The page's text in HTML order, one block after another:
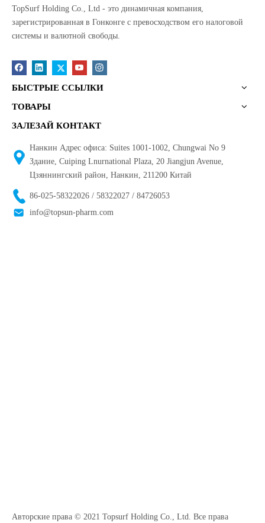
TopSurf Holding Co., Ltd - это динамичная компания,
зарегистрированная в Гонконге с превосходством его налоговой
системы и валютной свободы.
БЫСТРЫЕ ССЫЛКИ
ТОВАРЫ
ЗАЛЕЗАЙ КОНТАКТ
Нанкин Адрес офиса: Suites 1001-1002, Chungwai No 9
Здание, Cuiping Lnurnational Plaza, 20 Jiangjun Avenue,
Цзяннингский район, Нанкин, 211200 Китай
86-025-58322026 / 58322027 / 84726053
info@topsun-pharm.com
Авторские права © 2021 Topsurf Holding Co., Ltd. Все права